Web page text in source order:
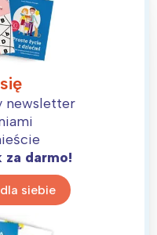
newsletter
darmo!
siebie
z